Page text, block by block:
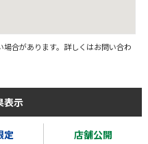
合があります。詳しくはお問い合わ
表示
定 店舗公開